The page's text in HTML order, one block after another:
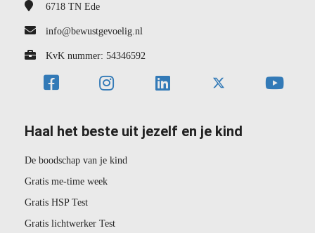
6718 TN Ede
info@bewustgevoelig.nl
KvK nummer: 54346592
Haal het beste uit jezelf en je kind
De boodschap van je kind
Gratis me-time week
Gratis HSP Test
Gratis lichtwerker Test